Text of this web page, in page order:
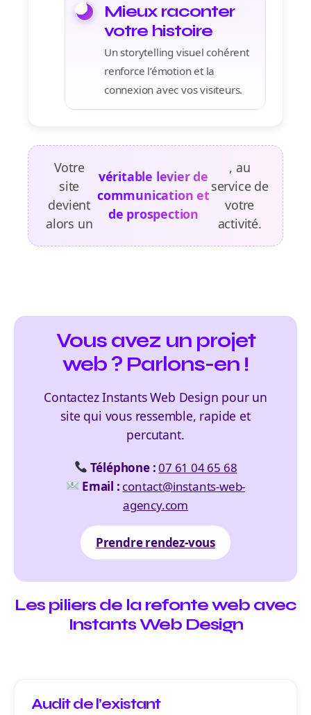
Mieux raconter
votre histoire
Un storytelling visuel cohérent
renforce l’émotion et la
connexion avec vos visiteurs.
Votre
site
devient
alors un
véritable levier de
communication et
de prospection
, au
service de
votre
activité.
Vous avez un projet
web ? Parlons-en !
Contactez Instants Web Design pour un
site qui vous ressemble, rapide et
percutant.
Téléphone :07 61 04 65 68
Email : contact@instants-web-
agency.com
Prendre rendez-vous
Les piliers de la refonte web avec
Instants Web Design
Audit de l’existant